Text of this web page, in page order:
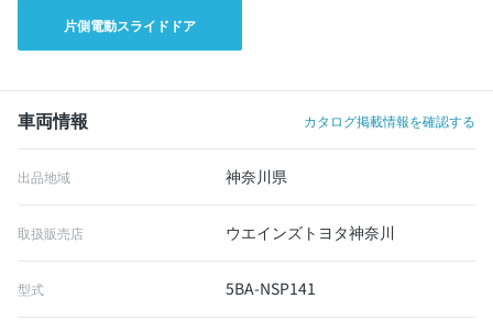
片側電動スライドドア
車両情報 カタログ掲載情報を確認する
出品地域 神奈川県
取扱販売店 ウエインズトヨタ神奈川
型式 5BA-NSP141